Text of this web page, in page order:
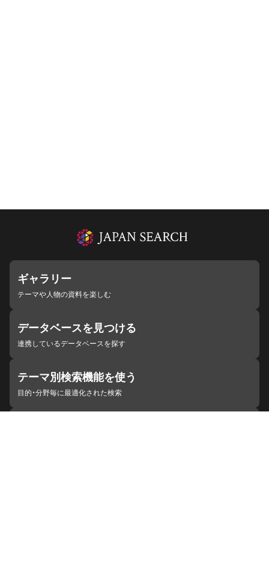
ギャラリー
テーマや人物の資料を楽しむ
データベースを見つける
連携しているデータベースを探す
テーマ別検索機能を使う
目的・分野毎に最適化された検索